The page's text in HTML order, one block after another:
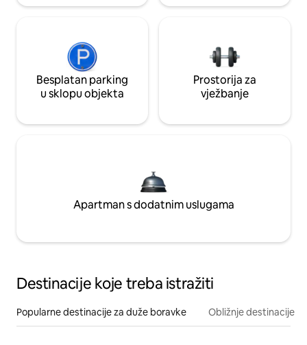
Besplatan parking
u sklopu objekta
Prostorija za
vježbanje
Apartman s dodatnim uslugama
Destinacije koje treba istražiti
Popularne destinacije za duže boravke Obližnje destinacije